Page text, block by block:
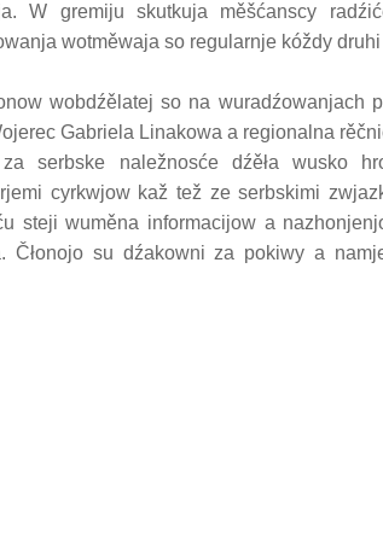
W gremiju skutkuja měšćanscy
wotměwaja so regularnje kóždy druhi
wobdźělatej so na wuradźowanjach
Gabriela Linakowa a regionalna
serbske naležnosće dźěła wusko
cyrkwjow kaž tež ze serbskimi
steji wuměna informacijow a
Čłonojo su dźakowni za pokiwy a